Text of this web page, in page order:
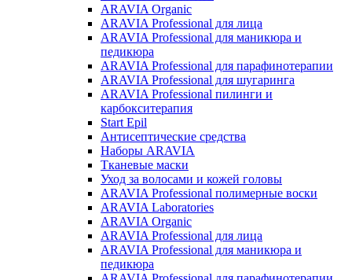
ARAVIA Organic
ARAVIA Professional для лица
ARAVIA Professional для маникюра и
педикюра
ARAVIA Professional для парафинотерапии
ARAVIA Professional для шугаринга
ARAVIA Professional пилинги и
карбокситерапия
Start Epil
Антисептические средства
Наборы ARAVIA
Тканевые маски
Уход за волосами и кожей головы
ARAVIA Professional полимерные воски
ARAVIA Laboratories
ARAVIA Organic
ARAVIA Professional для лица
ARAVIA Professional для маникюра и
педикюра